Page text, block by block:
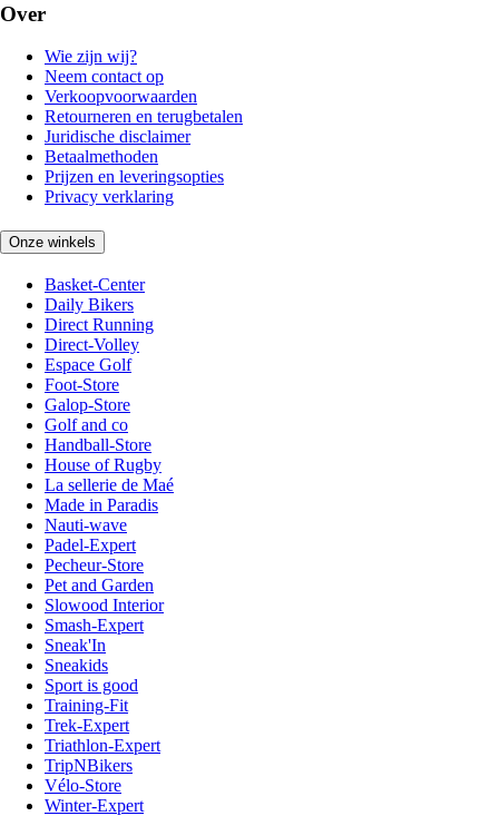
Over
Wie zijn wij?
Neem contact op
Verkoopvoorwaarden
Retourneren en terugbetalen
Juridische disclaimer
Betaalmethoden
Prijzen en leveringsopties
Privacy verklaring
Onze winkels
Basket-Center
Daily Bikers
Direct Running
Direct-Volley
Espace Golf
Foot-Store
Galop-Store
Golf and co
Handball-Store
House of Rugby
La sellerie de Maé
Made in Paradis
Nauti-wave
Padel-Expert
Pecheur-Store
Pet and Garden
Slowood Interior
Smash-Expert
Sneak'In
Sneakids
Sport is good
Training-Fit
Trek-Expert
Triathlon-Expert
TripNBikers
Vélo-Store
Winter-Expert